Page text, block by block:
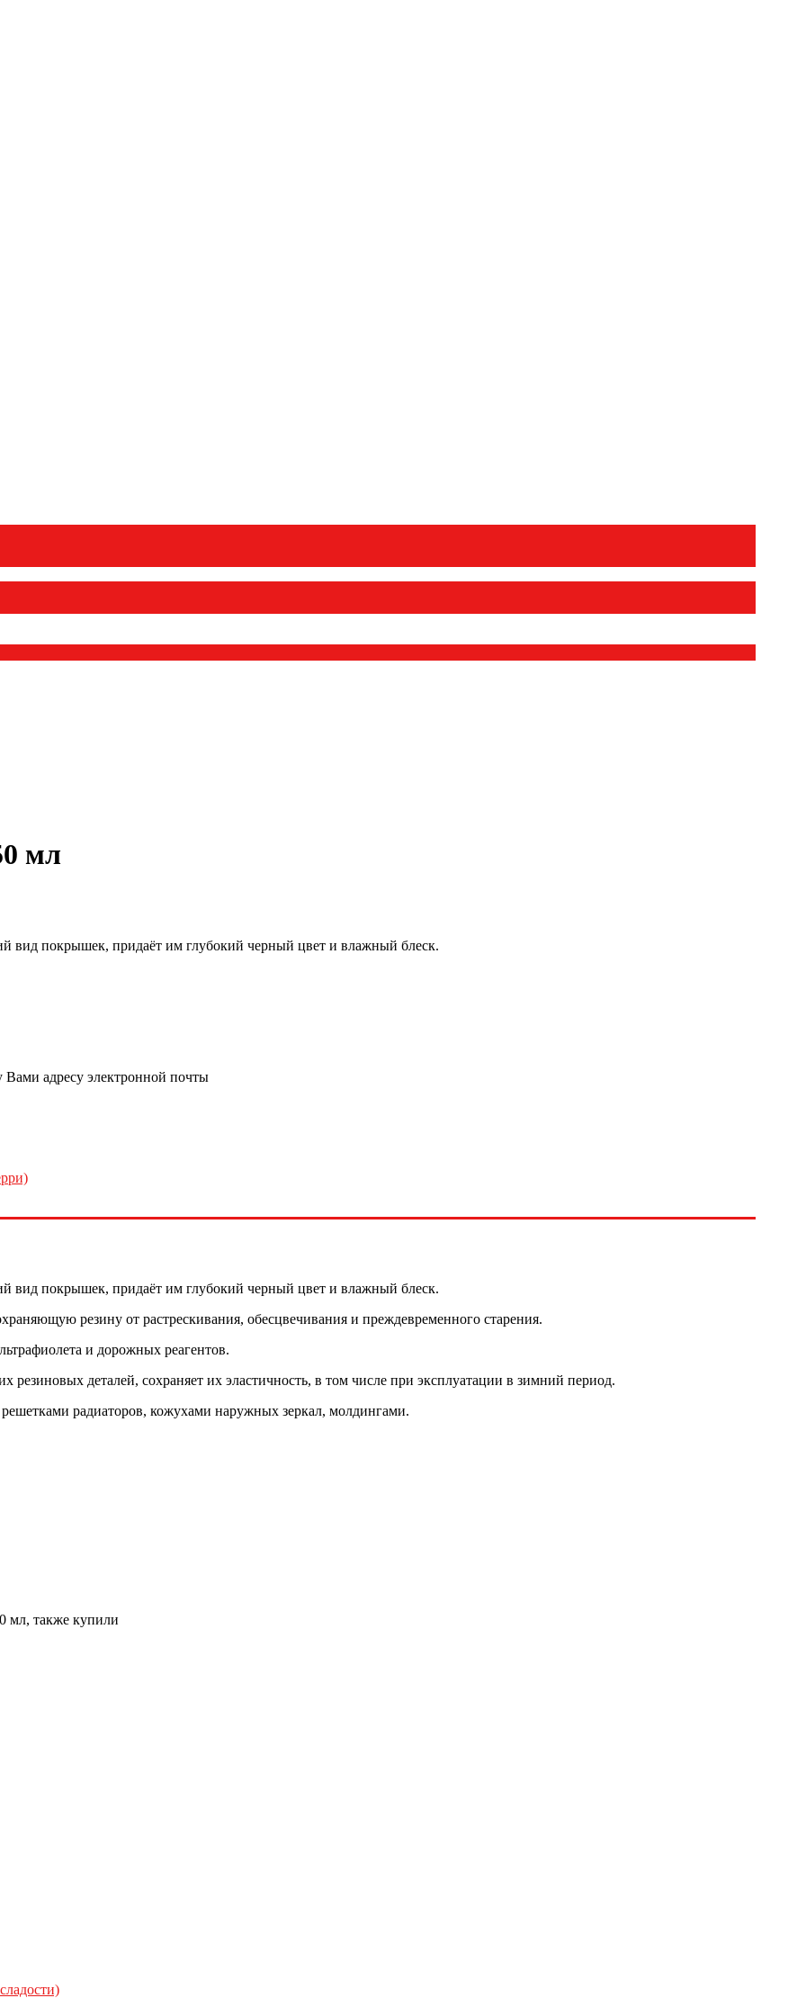
мл
вид покрышек, придаёт им глубокий черный цвет и влажный блеск.
Вами адресу электронной почты
вид покрышек, придаёт им глубокий черный цвет и влажный блеск.
резину от растрескивания, обесцвечивания и преждевременного старения.
и дорожных реагентов.
деталей, сохраняет их эластичность, в том числе при эксплуатации в зимний период.
радиаторов, кожухами наружных зеркал, молдингами.
мл, также купили